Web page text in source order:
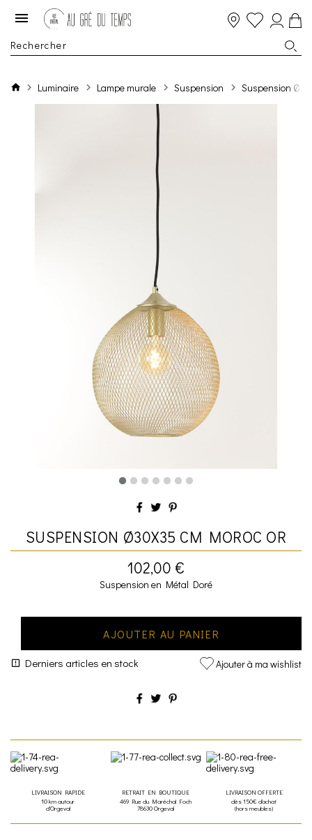
Luminaire Lampe murale Suspension Suspension
SUSPENSION Ø30X35 CM MOROC OR
102,00 €
Suspension en Métal Doré
AJOUTER AU PANIER
Derniers articles en stock Ajouter à ma wishlist
LIVRAISON RAPIDE
10 km autour
d'Orgeval
RETRAIT EN BOUTIQUE
469 Rue du Maréchal Foch
78630 Orgeval
LIVRAISON OFFERTE
dès 150€ d'achat
(hors meubles)